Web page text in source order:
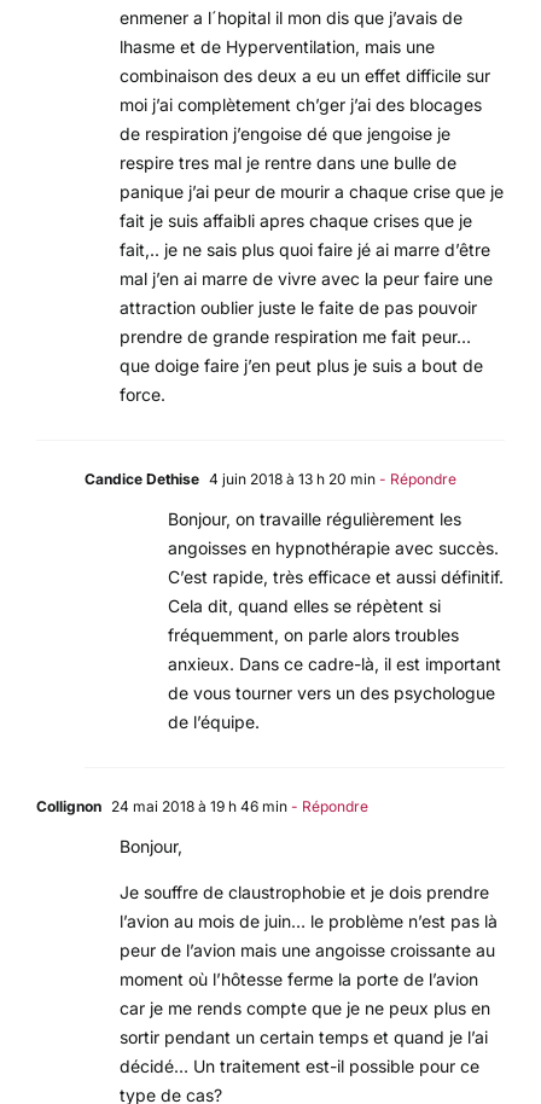
enmener a l´hopital il mon dis que j’avais de
lhasme et de Hyperventilation, mais une
combinaison des deux a eu un effet difficile sur
moi j’ai complètement ch’ger j’ai des blocages
de respiration j’engoise dé que jengoise je
respire tres mal je rentre dans une bulle de
panique j’ai peur de mourir a chaque crise que je
fait je suis affaibli apres chaque crises que je
fait,.. je ne sais plus quoi faire jé ai marre d’être
mal j’en ai marre de vivre avec la peur faire une
attraction oublier juste le faite de pas pouvoir
prendre de grande respiration me fait peur…
que doige faire j’en peut plus je suis a bout de
force.
Candice Dethise 4 juin 2018 à 13 h 20 min - Répondre
Bonjour, on travaille régulièrement les
angoisses en hypnothérapie avec succès.
C’est rapide, très efficace et aussi définitif.
Cela dit, quand elles se répètent si
fréquemment, on parle alors troubles
anxieux. Dans ce cadre-là, il est important
de vous tourner vers un des psychologue
de l’équipe.
Collignon 24 mai 2018 à 19 h 46 min - Répondre
Bonjour,
Je souffre de claustrophobie et je dois prendre
l’avion au mois de juin… le problème n’est pas là
peur de l’avion mais une angoisse croissante au
moment où l’hôtesse ferme la porte de l’avion
car je me rends compte que je ne peux plus en
sortir pendant un certain temps et quand je l’ai
décidé… Un traitement est-il possible pour ce
type de cas?